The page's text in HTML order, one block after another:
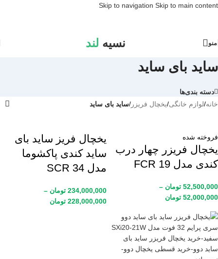
Skip to navigation Skip to main content
منو نسیه لند
ساید بای ساید
دسته بندی‌ها
خانه/لوازم خانگی/یخچال فریزر /ساید بای ساید
فروخته شده
یخچال فریزر چهار درب
کندی مدل FCR 19
52,500,000 تومان –
52,000,000 تومان
یخچال فریز ساید بای
ساید کندی پاکشوما
مدل SCR 34
234,000,000 تومان –
228,000,000 تومان